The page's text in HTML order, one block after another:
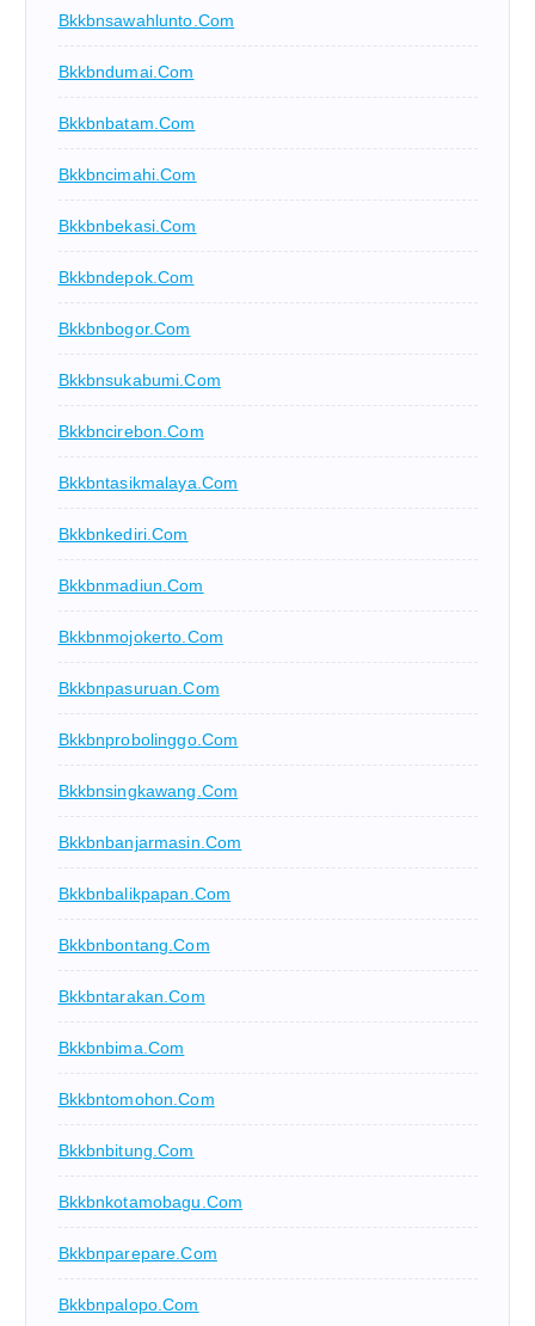
Bkkbnsawahlunto.com
Bkkbndumai.com
Bkkbnbatam.com
Bkkbncimahi.com
Bkkbnbekasi.com
Bkkbndepok.com
Bkkbnbogor.com
Bkkbnsukabumi.com
Bkkbncirebon.com
Bkkbntasikmalaya.com
Bkkbnkediri.com
Bkkbnmadiun.com
Bkkbnmojokerto.com
Bkkbnpasuruan.com
Bkkbnprobolinggo.com
Bkkbnsingkawang.com
Bkkbnbanjarmasin.com
Bkkbnbalikpapan.com
Bkkbnbontang.com
Bkkbntarakan.com
Bkkbnbima.com
Bkkbntomohon.com
Bkkbnbitung.com
Bkkbnkotamobagu.com
Bkkbnparepare.com
Bkkbnpalopo.com